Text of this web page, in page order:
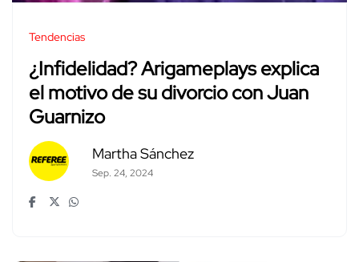
Tendencias
¿Infidelidad? Arigameplays explica
el motivo de su divorcio con Juan
Guarnizo
Martha Sánchez
Sep. 24, 2024